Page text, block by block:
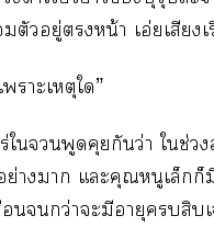
วอยู่หน้า เอ่ยเสียงเ
าะเหตุใ”
ใพูดคุยกันว่า ใช่
างา แะคุณหนูเล็กก็
นกว่าะมีอายุสิบ